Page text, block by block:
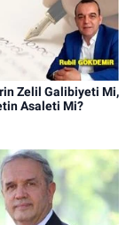
Zelil Galibiyeti Mi,
Asaleti Mi?